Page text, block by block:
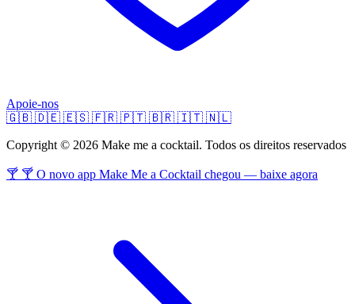
Apoie-nos
🇬🇧 🇩🇪 🇪🇸 🇫🇷 🇵🇹 🇧🇷 🇮🇹 🇳🇱
Copyright © 2026 Make me a cocktail. Todos os direitos reservados
🍸 🍸 O novo app Make Me a Cocktail chegou — baixe agora